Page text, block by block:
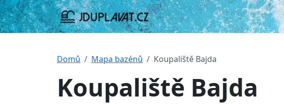
Domů Mapa bazénů Koupaliště Bajda
Koupaliště Bajda